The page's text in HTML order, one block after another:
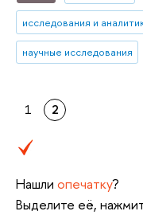
исследования и
научные исследования
1 2
Нашли опечатку?
Выделите её,